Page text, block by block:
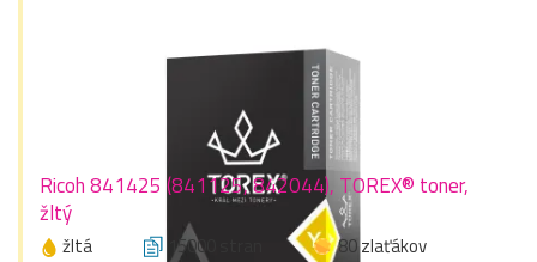
Ricoh 841425 (841125, 842044), TOREX® toner,
žltý
žltá 15000 stran
80 zlaťákov